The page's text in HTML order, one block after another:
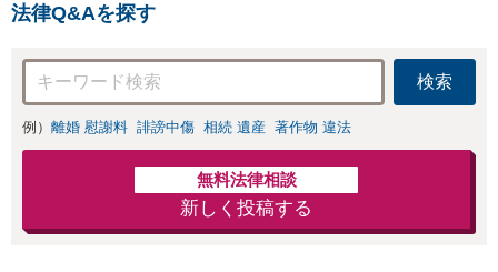
法律Q&Aを探す
検索
例） 離婚 慰謝料 誹謗中傷 相続 遺産 著作物 違法
無料法律相談
新しく投稿する